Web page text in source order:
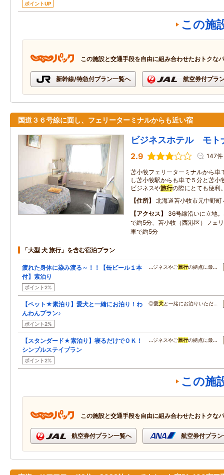
ポイントUP
この施
この施設と交通手段を自由に組み合わせたおトクな
新幹線/特急付プラン一覧へ 航空券付プラ
国道３６号線に面し、フェリーターミナルからも近い宿
ビジネスホテル モト
2.9 147件
苫小牧フェリーターミナルから車
し苫小牧駅からも車で５分と苫小
ビジネスや旅行の際にとても便利
住所
北海道苫小牧市元中野町
アクセス
36号線沿いに立地
で約5分、苫小牧（西港区）フェ
車で約5分
「大型 犬 旅行」を含む宿泊プラン
疲れた身体に染み渡る～！！【缶ビール１本
付】素泊り
ポイント2%
…ジネスやご旅行の拠点に最…
【ペット★素泊り】愛犬と一緒にお泊り！わ
んわんプラン♪
ポイント2%
◎愛犬と一緒にお泊りいただ…
【スタンダード★素泊り】寝るだけでＯＫ！
シンプルステイプラン
ポイント2%
…ジネスやご旅行の拠点に最…
この施
この施設と交通手段を自由に組み合わせたおトクな
航空券付プラン一覧へ 航空券付プラ